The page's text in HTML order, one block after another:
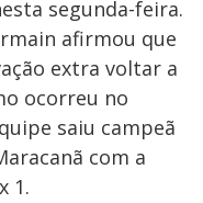
segunda-feira.
afirmou que
extra voltar a
ocorreu no
saiu campeã
com a
1.